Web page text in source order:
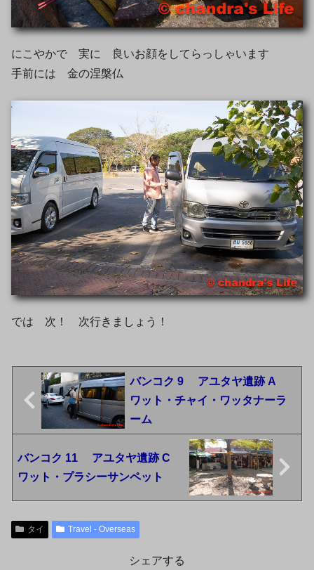
にこやかで 実に 良いお顔をしてらっしゃいます
手前には 金の涅槃仏
では 次！ 次行きましょう！
バンコク 9 アユタヤ遺跡 A
ワット・チャイ・ワッタナーラ
ーム
バンコク 11 アユタヤ遺跡 C
ワット・プラシーサンペット
タイ Travel - Overseas
シェアする